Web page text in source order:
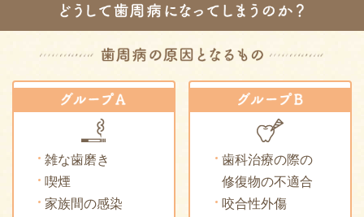
雑な歯磨き
喫煙
家族間の感染
歯科治療の際の
修復物の不適合
咬合性外傷